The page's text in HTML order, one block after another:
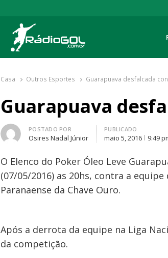
Rádio Gol
Há mais de 20 anos com as melhores coberturas
Casa Outros Esportes Guarapuava desfalcada
Guarapuava
Autor
POSTADO POR
Osires Nadal Júnior
PUBLICADO
maio 5, 2016 9:49
O Elenco do Poker Óleo Leve
(07/05/2016) as 20hs, contra a
Paranaense da Chave Ouro.
Após a derrota da equipe na Liga
da competição.